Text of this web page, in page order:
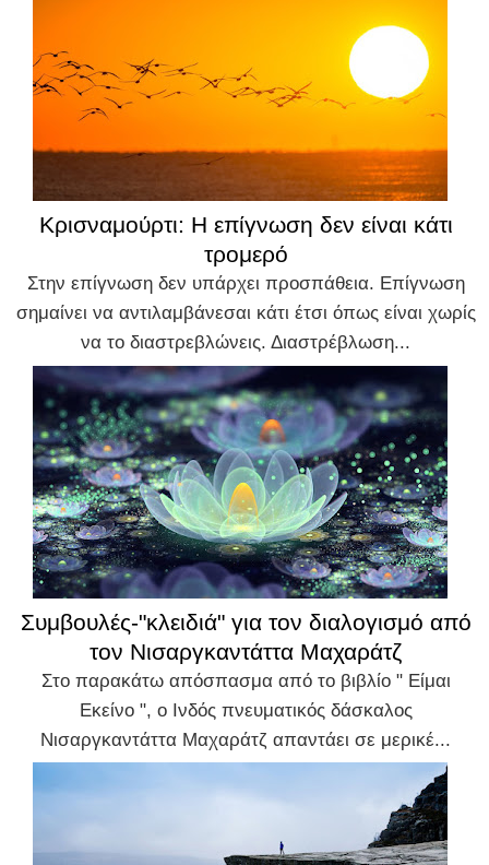
Κρισναμούρτι: Η επίγνωση δεν είναι κάτι
τρομερό
Στην επίγνωση δεν υπάρχει προσπάθεια. Επίγνωση
σημαίνει να αντιλαμβάνεσαι κάτι έτσι όπως είναι χωρίς
να το διαστρεβλώνεις. Διαστρέβλωση...
Συμβουλές-"κλειδιά" για τον διαλογισμό από
τον Νισαργκαντάττα Μαχαράτζ
Στο παρακάτω απόσπασμα από το βιβλίο " Είμαι
Εκείνο ", ο Ινδός πνευματικός δάσκαλος
Νισαργκαντάττα Μαχαράτζ απαντάει σε μερικέ...